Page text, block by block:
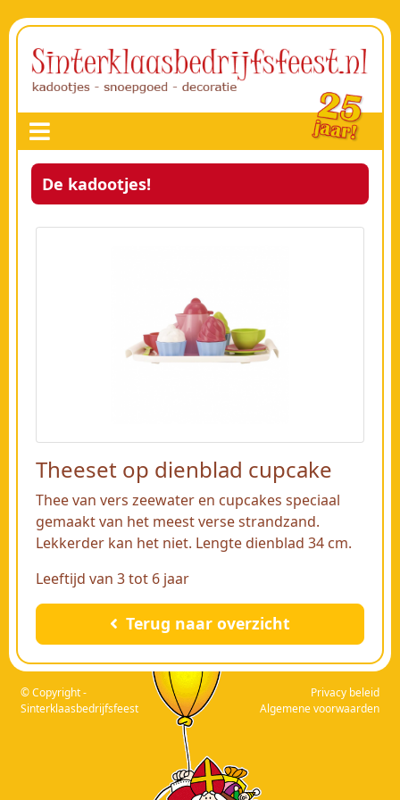
De kadootjes!
Theeset op dienblad cupcake
Thee van vers zeewater en cupcakes speciaal
gemaakt van het meest verse strandzand.
Lekkerder kan het niet. Lengte dienblad 34 cm.
Leeftijd van 3 tot 6 jaar
Terug naar overzicht
© Copyright -
Sinterklaasbedrijfsfeest
Privacy beleid
Algemene voorwaarden